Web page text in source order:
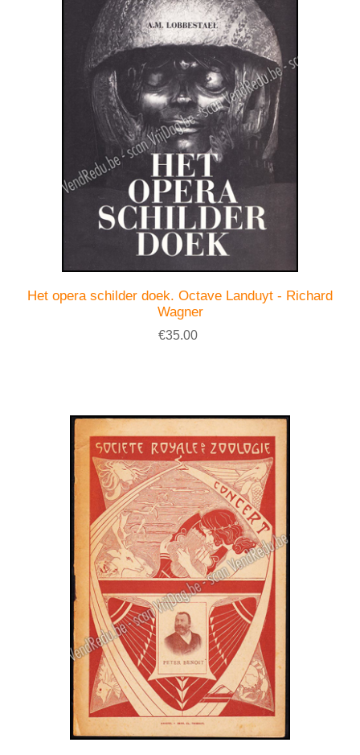
Het opera schilder doek. Octave Landuyt - Richard
Wagner
€35.00